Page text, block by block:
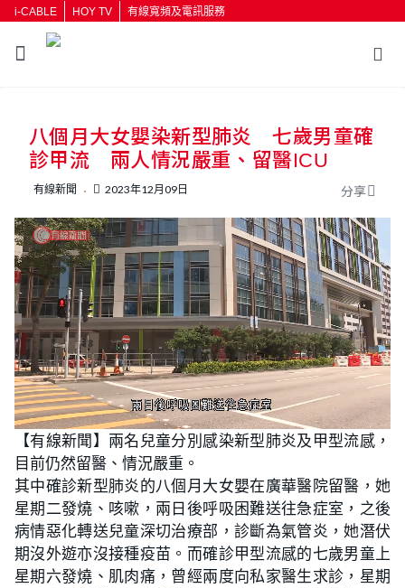
i-CABLE HOY TV 有線寬頻及電訊服務
按輸入鍵開始搜尋
八個月大女嬰染新型肺炎 七歲男童確
診甲流 兩人情況嚴重、留醫ICU
有線新聞 2023年12月09日 分享
U
n
m
t
e
L
o
a
d
e
d
:
5
2
.
9
4
%
【有線新聞】兩名兒童分別感染新型肺炎及甲型流感，
目前仍然留醫、情況嚴重。
其中確診新型肺炎的八個月大女嬰在廣華醫院留醫，她
星期二發燒、咳嗽，兩日後呼吸困難送往急症室，之後
病情惡化轉送兒童深切治療部，診斷為氣管炎，她潛伏
期沒外遊亦沒接種疫苗。而確診甲型流感的七歲男童上
星期六發燒、肌肉痛，曾經兩度向私家醫生求診，星期